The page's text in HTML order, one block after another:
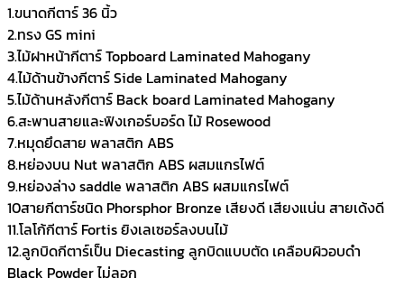
1.ขนาดกีตาร์ 36 นิ้ว
2.ทรง GS mini
3.ไม้ฝาหน้ากีตาร์ Topboard Laminated Mahogany
4.ไม้ด้านข้างกีตาร์ Side Laminated Mahogany
5.ไม้ด้านหลังกีตาร์ Back board Laminated Mahogany
6.สะพานสายและฟิงเกอร์บอร์ด ไม้ Rosewood
7.หมุดยึดสาย พลาสติก ABS
8.หย่องบน Nut พลาสติก ABS ผสมแกรไฟต์
9.หย่องล่าง saddle พลาสติก ABS ผสมแกรไฟต์
10สายกีตาร์ชนิด Phorsphor Bronze เสียงดี เสียงแน่น สายเด้งดี
11.โลโก้กีตาร์ Fortis ยิงเลเซอร์ลงบนไม้
12.ลูกบิดกีตาร์เป็น Diecasting ลูกบิดแบบตัด เคลือบผิวอบดำ
Black Powder ไม่ลอก